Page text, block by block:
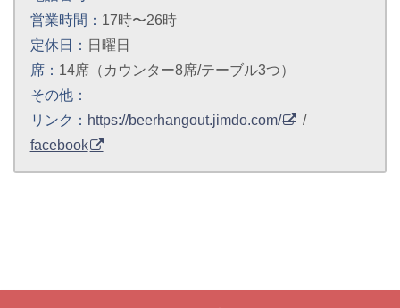
営業時間： 17時〜26時
定休日： 日曜日
席： 14席（カウンター8席/テーブル3つ）
その他：
リンク：https://beerhangout.jimdo.com/
/
facebook